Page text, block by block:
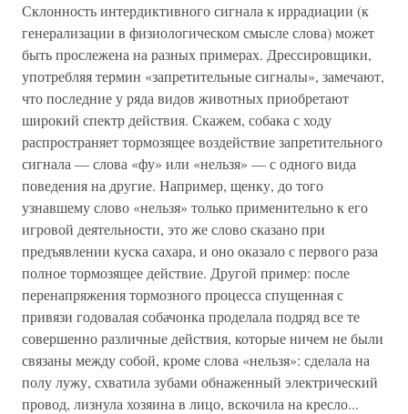
Склонность интердиктивного сигнала к иррадиации (к
генерализации в физиологическом смысле слова) может
быть прослежена на разных примерах. Дрессировщики,
употребляя термин «запретительные сигналы», замечают,
что последние у ряда видов животных приобретают
широкий спектр действия. Скажем, собака с ходу
распространяет тормозящее воздействие запретительного
сигнала — слова «фу» или «нельзя» — с одного вида
поведения на другие. Например, щенку, до того
узнавшему слово «нельзя» только применительно к его
игровой деятельности, это же слово сказано при
предъявлении куска сахара, и оно оказало с первого раза
полное тормозящее действие. Другой пример: после
перенапряжения тормозного процесса спущенная с
привязи годовалая собачонка проделала подряд все те
совершенно различные действия, которые ничем не были
связаны между собой, кроме слова «нельзя»: сделала на
полу лужу, схватила зубами обнаженный электрический
провод, лизнула хозяина в лицо, вскочила на кресло...